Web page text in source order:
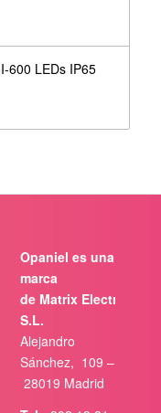
600 LEDs IP65
Opaniel es una
marca
de Matrix Electrónica,
S.L.
Alejandro
Sánchez, 109 –
28019 Madrid